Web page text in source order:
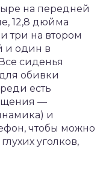
на передней
12,8 дюйма
три на втором
и один в
сиденья
обивки
есть
—
и
чтобы можно
уголков,